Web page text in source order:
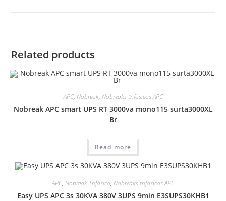
Related products
APC, Nobreak, Nobreaks trifásicos APC
Nobreak APC smart UPS RT 3000va mono115 surta3000XL
Br
Read more
APC, Nobreak Trifásico, Nobreaks trifásicos APC
Easy UPS APC 3s 30KVA 380V 3UPS 9min E3SUPS30KHB1